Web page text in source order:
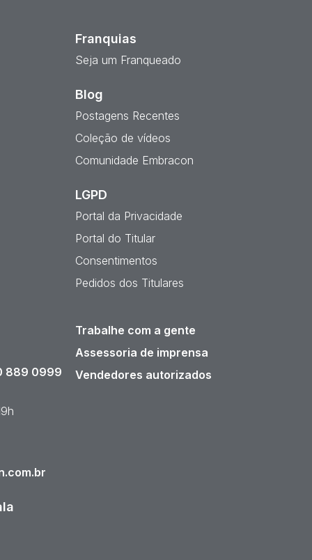
Franquias
Seja um Franqueado
Blog
Postagens Recentes
Coleção de vídeos
Comunidade Embracon
LGPD
Portal da Privacidade
Portal do Titular
Consentimentos
Pedidos dos Titulares
889 0999
Trabalhe com a gente
Assessoria de imprensa
Vendedores autorizados